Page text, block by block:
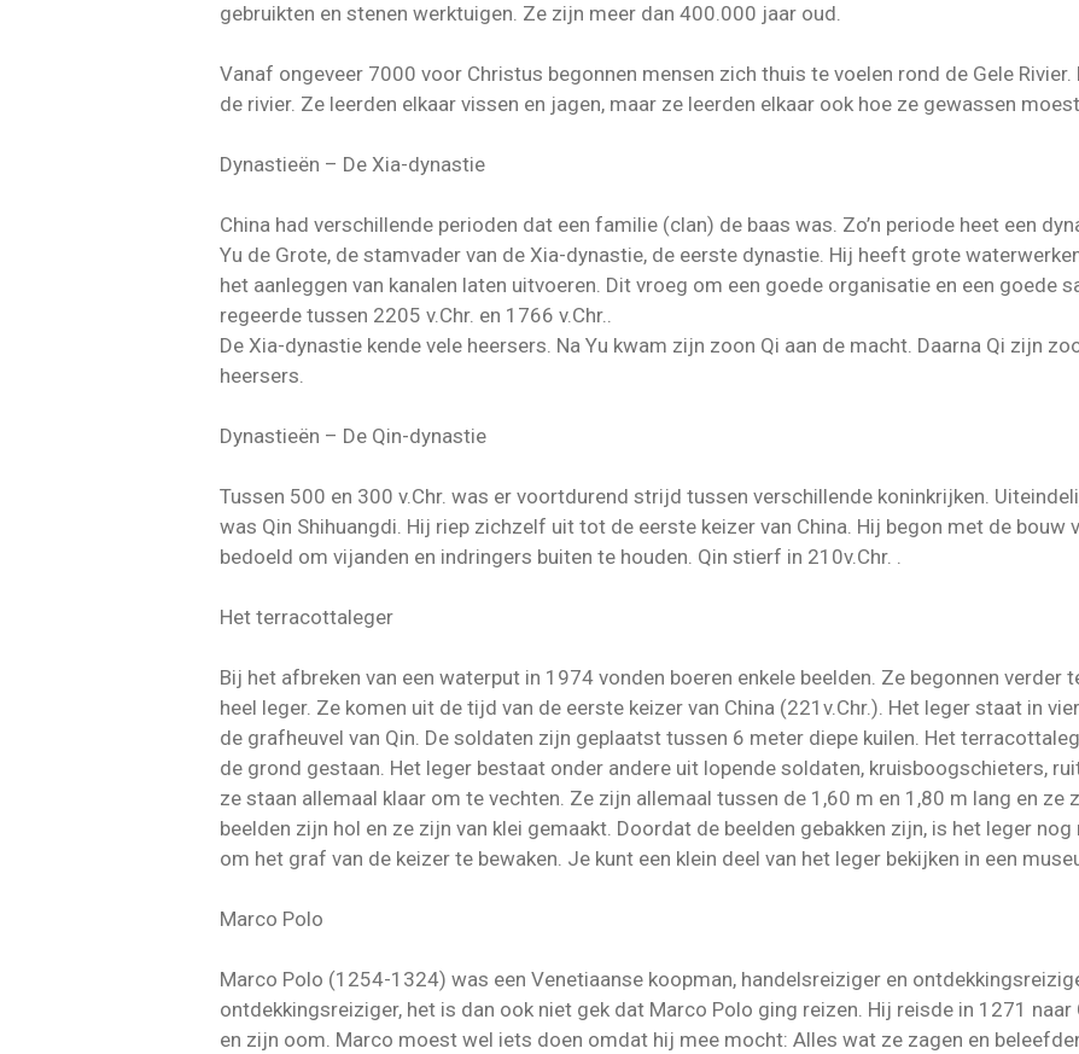
gebruikten en stenen werktuigen. Ze zijn meer dan 400.000 jaar oud.
Vanaf ongeveer 7000 voor Christus begonnen mensen zich thuis te voelen rond de Gele
de rivier. Ze leerden elkaar vissen en jagen, maar ze leerden elkaar ook hoe ze gewassen
Dynastieën – De Xia-dynastie
China had verschillende perioden dat een familie (clan) de baas was. Zo’n periode heet een
Yu de Grote, de stamvader van de Xia-dynastie, de eerste dynastie. Hij heeft grote
het aanleggen van kanalen laten uitvoeren. Dit vroeg om een goede organisatie en een goede
regeerde tussen 2205 v.Chr. en 1766 v.Chr..
De Xia-dynastie kende vele heersers. Na Yu kwam zijn zoon Qi aan de macht. Daarna Qi zijn
heersers.
Dynastieën – De Qin-dynastie
Tussen 500 en 300 v.Chr. was er voortdurend strijd tussen verschillende koninkrijken.
was Qin Shihuangdi. Hij riep zichzelf uit tot de eerste keizer van China. Hij begon met de bouw
bedoeld om vijanden en indringers buiten te houden. Qin stierf in 210v.Chr. .
Het terracottaleger
Bij het afbreken van een waterput in 1974 vonden boeren enkele beelden. Ze begonnen verder
heel leger. Ze komen uit de tijd van de eerste keizer van China (221v.Chr.). Het leger staat in
de grafheuvel van Qin. De soldaten zijn geplaatst tussen 6 meter diepe kuilen. Het
de grond gestaan. Het leger bestaat onder andere uit lopende soldaten, kruisboogschieters,
ze staan allemaal klaar om te vechten. Ze zijn allemaal tussen de 1,60 m en 1,80 m lang en ze
beelden zijn hol en ze zijn van klei gemaakt. Doordat de beelden gebakken zijn, is het leger
om het graf van de keizer te bewaken. Je kunt een klein deel van het leger bekijken in een
Marco Polo
Marco Polo (1254-1324) was een Venetiaanse koopman, handelsreiziger en
ontdekkingsreiziger, het is dan ook niet gek dat Marco Polo ging reizen. Hij reisde in 1271
en zijn oom. Marco moest wel iets doen omdat hij mee mocht: Alles wat ze zagen en